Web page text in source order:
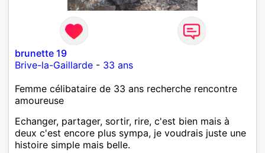
brunette 19
Brive-la-Gaillarde - 33 ans
Femme célibataire de 33 ans recherche rencontre
amoureuse
Echanger, partager, sortir, rire, c'est bien mais à
deux c'est encore plus sympa, je voudrais juste une
histoire simple mais belle.